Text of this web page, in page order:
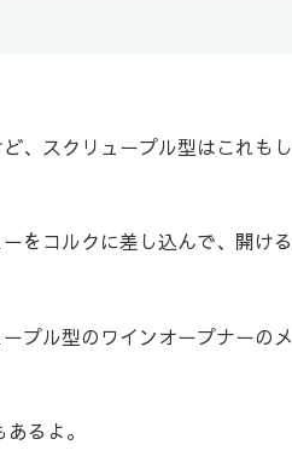
、スクリュープル型はこれも
をコルクに差し込んで、開け
プル型のワインオープナーのメ
るよ。